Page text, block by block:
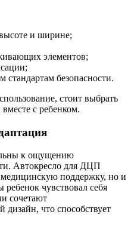
и ширине;
элементов;
стандартам безопасности.
стоит выбрать
с ребенком.
к ощущению
Автокресло для ДЦП
медицинскую поддержку, но и
чувствовал себя
сочетают
дизайн, что способствует